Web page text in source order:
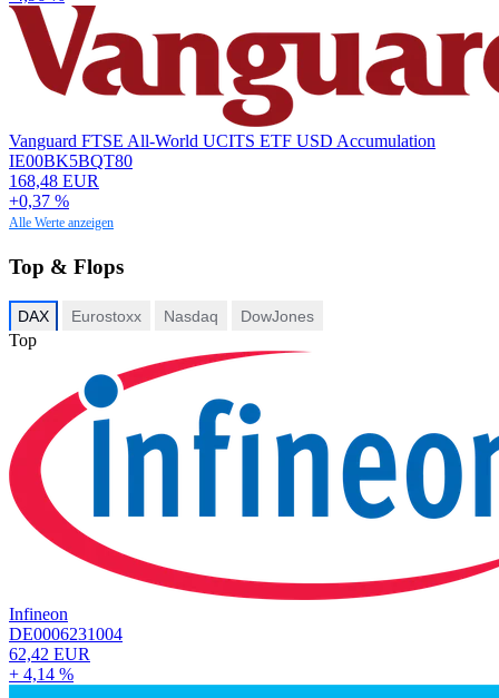
Vanguard FTSE All-World UCITS ETF USD Accumulation
IE00BK5BQT80
168,48 EUR
+0,37 %
Alle Werte anzeigen
Top & Flops
DAX Eurostoxx Nasdaq DowJones
Top
Infineon
DE0006231004
62,42 EUR
+ 4,14 %